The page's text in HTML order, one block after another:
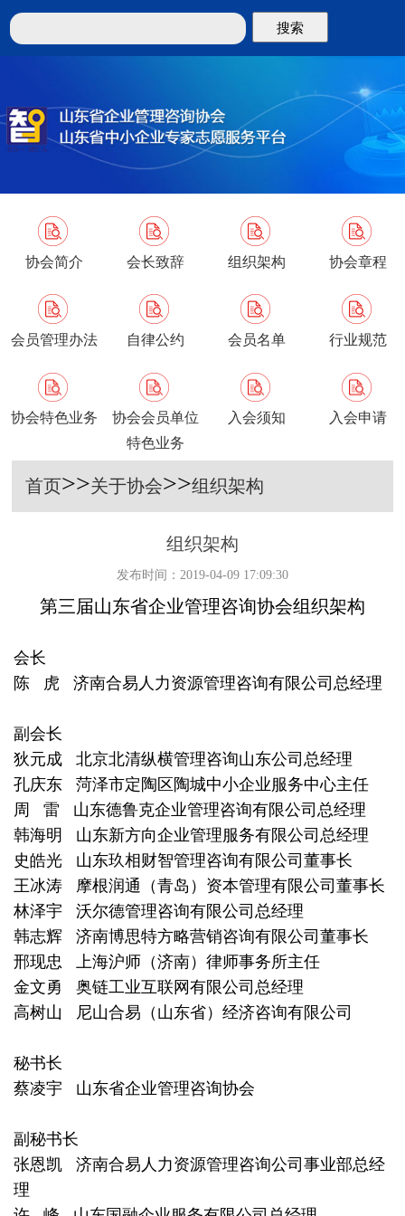
搜索
协会简介 会长致辞 组织架构 协会章程
会员管理办法 自律公约 会员名单 行业规范
协会特色业务
协会会员单位
特色业务
入会须知 入会申请
首页>>关于协会>>组织架构
组织架构
发布时间：2019-04-09 17:09:30
第三届山东省企业管理咨询协会组织架构
会长
陈 虎 济南合易人力资源管理咨询有限公司总经理
副会长
狄元成 北京北清纵横管理咨询山东公司总经理
孔庆东 菏泽市定陶区陶城中小企业服务中心主任
周 雷 山东德鲁克企业管理咨询有限公司总经理
韩海明 山东新方向企业管理服务有限公司总经理
史皓光 山东玖相财智管理咨询有限公司董事长
王冰涛 摩根润通（青岛）资本管理有限公司董事长
林泽宇 沃尔德管理咨询有限公司总经理
韩志辉 济南博思特方略营销咨询有限公司董事长
邢现忠 上海沪师（济南）律师事务所主任
金文勇 奥链工业互联网有限公司总经理
高树山 尼山合易（山东省）经济咨询有限公司
秘书长
蔡凌宇 山东省企业管理咨询协会
副秘书长
张恩凯 济南合易人力资源管理咨询公司事业部总经
理